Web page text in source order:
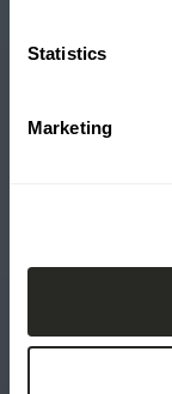
Statistics
Marketing